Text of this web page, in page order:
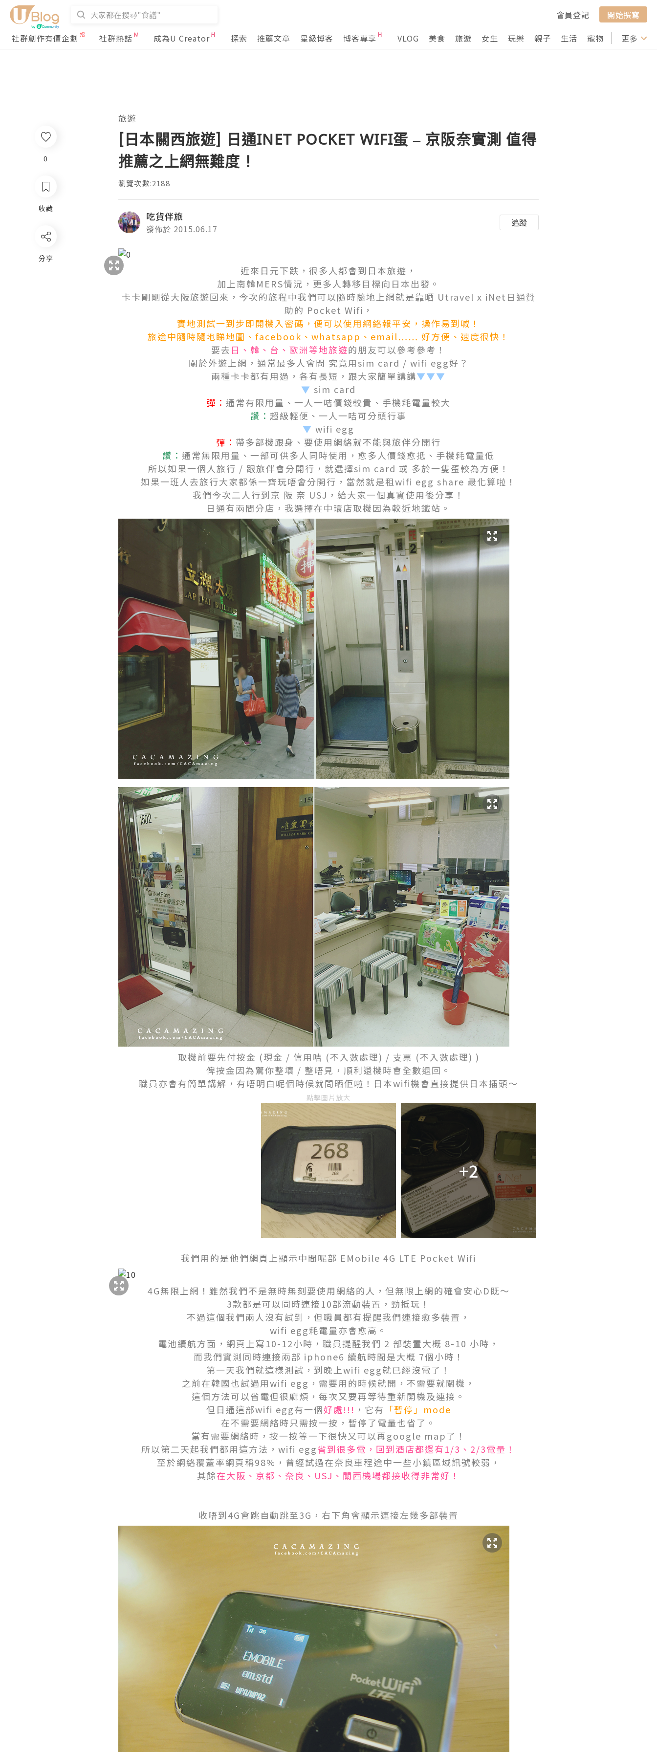
會員登記
開始撰寫
社群創作有價企劃
社群熱話 成為U Creator 探索 推薦文章 星級博客 博客專享 VLOG 美食 旅遊 女生 玩樂 親子 生活 寵物 行山 打卡
更多
0
收藏
分享
旅遊
[日本關西旅遊] 日通INET POCKET WIFI蛋 – 京阪奈實測 值得
推薦之上網無難度！
瀏覽次數:2188
吃貨伴旅
發佈於 2015.06.17
追蹤
近來日元下跌，很多人都會到日本旅遊，
加上南韓MERS情況，更多人轉移目標向日本出發。
卡卡剛剛從大阪旅遊回來，今次的旅程中我們可以隨時隨地上網就是靠晒 Utravel x iNet日通贊
助的 Pocket Wifi，
實地測試一到步即開機入密碼，便可以使用網絡報平安，操作易到喊！
旅途中隨時隨地睇地圖、facebook、whatsapp、email…… 好方便、速度很快！
要去 日、韓、台、歐洲等地旅遊的朋友可以參考參考！
關於外遊上網，通常最多人會問 究竟用sim card / wifi egg好？
兩種卡卡都有用過，各有長短，跟大家簡單講講▼▼▼
▼ sim card
彈： 通常有限用量、一人一咭價錢較貴、手機耗電量較大
讚： 超級輕便、一人一咭可分頭行事
▼ wifi egg
彈： 帶多部機跟身、要使用網絡就不能與旅伴分開行
讚： 通常無限用量、 一部可供多人同時使用，愈多人價錢愈抵、手機耗電量低
所以如果一個人旅行 / 跟旅伴會分開行，就選擇sim card 或 多於一隻蛋較為方便！
如果一班人去旅行大家都係一齊玩唔會分開行，當然就是租wifi egg share 最化算啦！
我們今次二人行到京 阪 奈 USJ，給大家一個真實使用後分享！
日通有兩間分店，我選擇在中環店取機因為較近地鐵站。
取機前要先付按金 (現金 / 信用咭 (不入數處理) / 支票 (不入數處理) )
俾按金因為驚你整壞 / 整唔見，順利還機時會全數退回。
職員亦會有簡單講解，有唔明白呢個時候就問晒佢啦！日本wifi機會直接提供日本插頭～
點擊圖片放大
+2
我們用的是他們網頁上顯示中間呢部 EMobile 4G LTE Pocket Wifi
4G無限上網！雖然我們不是無時無刻要使用網絡的人，但無限上網的確會安心D既～
3款都是可以同時連接10部流動裝置，勁抵玩！
不過這個我們兩人沒有試到，但職員都有提醒我們連接愈多裝置，
wifi egg耗電量亦會愈高。
電池續航方面，網頁上寫10-12小時，職員提醒我們 2 部裝置大概 8-10 小時，
而我們實測同時連接兩部 iphone6 續航時間是大概 7個小時！
第一天我們就這樣測試，到晚上wifi egg就已經沒電了！
之前在韓國也試過用wifi egg，需要用的時候就開，不需要就關機，
這個方法可以省電但很麻煩，每次又要再等待重新開機及連接。
但日通這部wifi egg有一個好處!!! ，它有 「暫停」mode
在不需要網絡時只需按一按，暫停了電量也省了。
當有需要網絡時，按一按等一下很快又可以再google map了！
所以第二天起我們都用這方法，wifi egg省到很多電，回到酒店都還有1/3、2/3電量！
至於網絡覆蓋率網頁稱98%，曾經試過在奈良車程途中一些小鎮區域訊號較弱，
其餘在大阪、京都、奈良、USJ、關西機場都接收得非常好！
收唔到4G會跳自動跳至3G，右下角會顯示連接左幾多部裝置